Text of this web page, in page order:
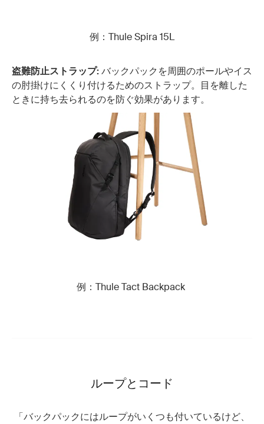
例：Thule Spira 15L
盗難防止ストラップ:バックパックを周囲のポールやイス
の肘掛けにくくり付けるためのストラップ。目を離した
ときに持ち去られるのを防ぐ効果があります。
例：Thule Tact Backpack
ループとコード
「バックパックにはループがいくつも付いているけど、